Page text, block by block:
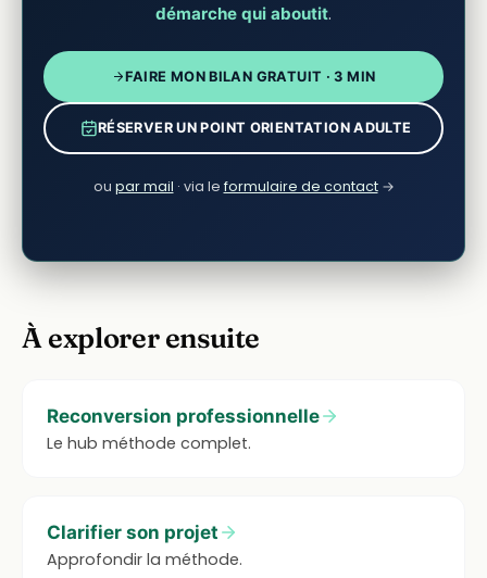
démarche qui aboutit.
FAIRE MON BILAN GRATUIT · 3 MIN
RÉSERVER UN POINT ORIENTATION ADULTE
ou par mail · via le formulaire de contact→
À explorer ensuite
Reconversion professionnelle
Le hub méthode complet.
Clarifier son projet
Approfondir la méthode.